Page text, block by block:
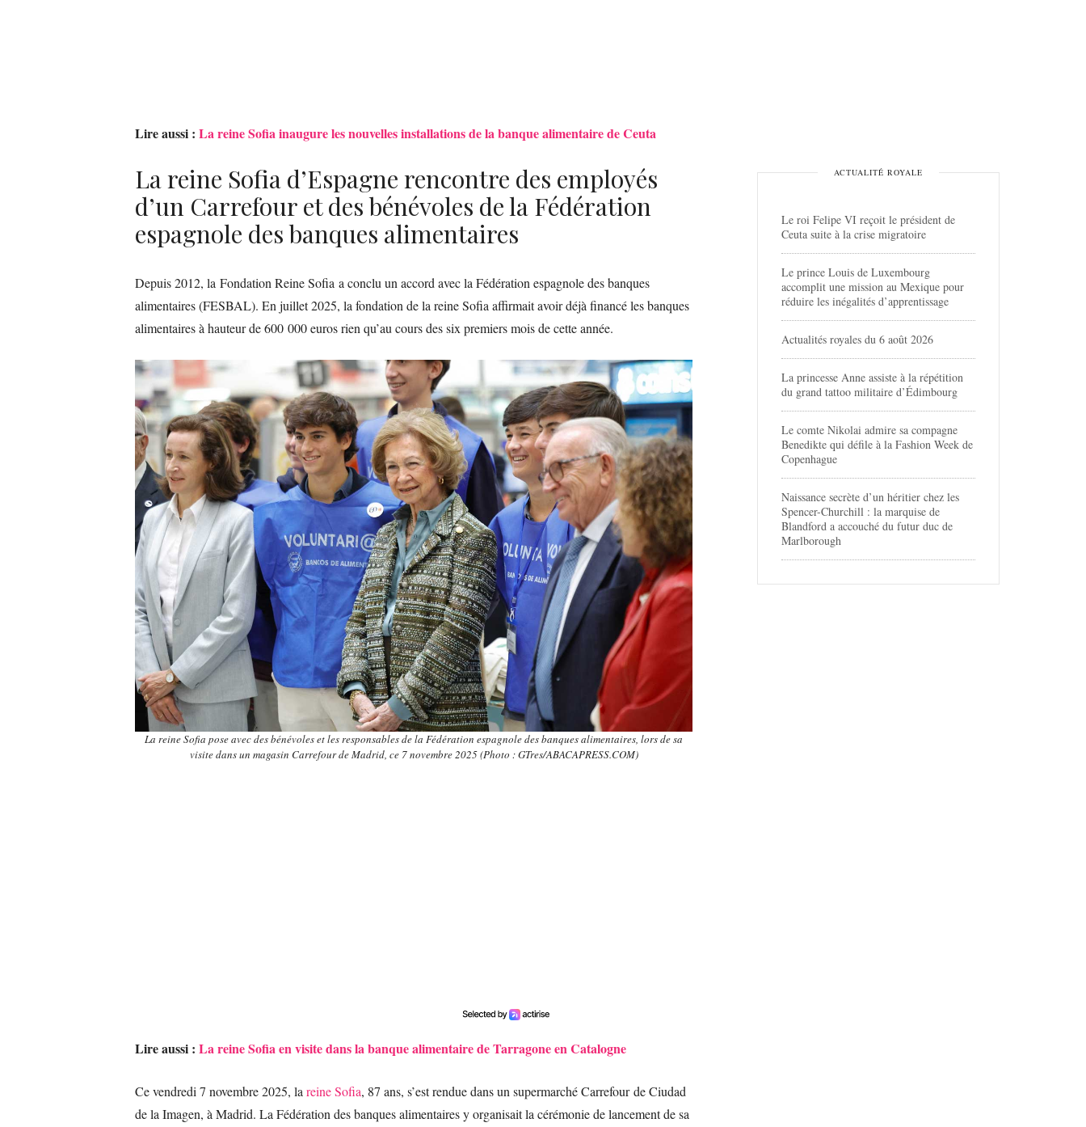
Lire aussi : La reine Sofia inaugure les nouvelles installations de la banque alimentaire de Ceuta
La reine Sofia d’Espagne rencontre des employés
d’un Carrefour et des bénévoles de la Fédération
espagnole des banques alimentaires
Depuis 2012, la Fondation Reine Sofia a conclu un accord avec la Fédération espagnole des banques
alimentaires (FESBAL). En juillet 2025, la fondation de la reine Sofia affirmait avoir déjà financé les banques
alimentaires à hauteur de 600 000 euros rien qu’au cours des six premiers mois de cette année.
La reine Sofia pose avec des bénévoles et les responsables de la Fédération espagnole des banques alimentaires, lors de sa
visite dans un magasin Carrefour de Madrid, ce 7 novembre 2025 (Photo : GTres/ABACAPRESS.COM)
Lire aussi : La reine Sofia en visite dans la banque alimentaire de Tarragone en Catalogne
Ce vendredi 7 novembre 2025, la reine Sofia, 87 ans, s’est rendue dans un supermarché Carrefour de Ciudad
de la Imagen, à Madrid. La Fédération des banques alimentaires y organisait la cérémonie de lancement de sa
ACTUALITÉ ROYALE
Le roi Felipe VI reçoit le président de
Ceuta suite à la crise migratoire
Le prince Louis de Luxembourg
accomplit une mission au Mexique pour
réduire les inégalités d’apprentissage
Actualités royales du 6 août 2026
La princesse Anne assiste à la répétition
du grand tattoo militaire d’Édimbourg
Le comte Nikolai admire sa compagne
Benedikte qui défile à la Fashion Week de
Copenhague
Naissance secrète d’un héritier chez les
Spencer-Churchill : la marquise de
Blandford a accouché du futur duc de
Marlborough